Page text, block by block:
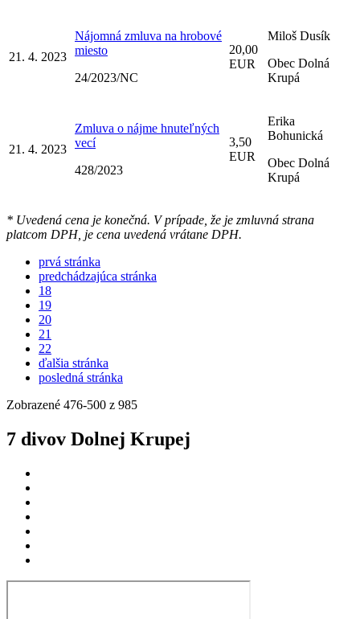
21. 4. 2023
Nájomná zmluva na hrobové
miesto
24/2023/NC
20,00
EUR
Miloš Dusík
Obec Dolná
Krupá
21. 4. 2023
Zmluva o nájme hnuteľných
vecí
428/2023
3,50
EUR
Erika
Bohunická
Obec Dolná
Krupá
* Uvedená cena je konečná. V prípade, že je zmluvná strana
platcom DPH, je cena uvedená vrátane DPH.
prvá stránka
predchádzajúca stránka
18
19
20
21
22
ďalšia stránka
posledná stránka
Zobrazené 476-500 z 985
7 divov Dolnej Krupej